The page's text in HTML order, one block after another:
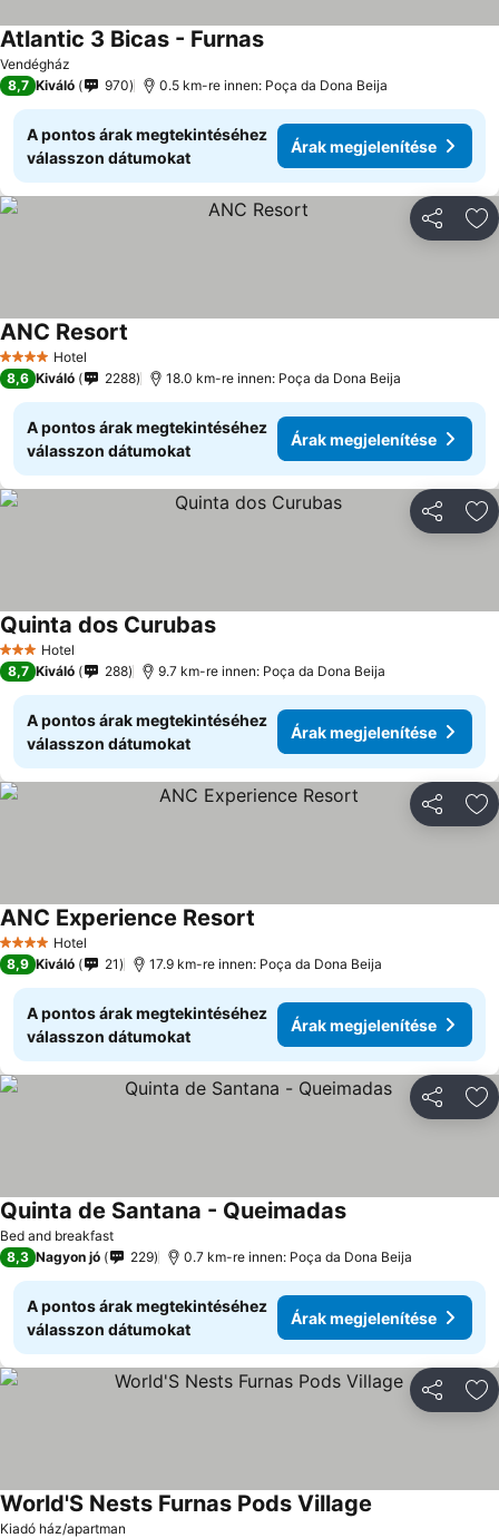
Vendégház
Atlantic 3 Bicas - Furnas
8,7 Kiváló 970 0.5 km-re innen: Poça da Dona Beija
A pontos árak megtekintéséhez
válasszon dátumokat
Árak megjelenítése
4 KategóriaHotel
ANC Resort
8,6 Kiváló 2288 18.0 km-re innen: Poça da Dona Beija
A pontos árak megtekintéséhez
válasszon dátumokat
Árak megjelenítése
3 Kategória
Hotel
Quinta dos Curubas
8,7 Kiváló 288 9.7 km-re innen: Poça da Dona Beija
A pontos árak megtekintéséhez
válasszon dátumokat
Árak megjelenítése
4 KategóriaHotel
ANC Experience Resort
8,9 Kiváló 21 17.9 km-re innen: Poça da Dona Beija
A pontos árak megtekintéséhez
válasszon dátumokat
Árak megjelenítése
Bed and breakfast
Quinta de Santana - Queimadas
8,3 Nagyon jó 229 0.7 km-re innen: Poça da Dona Beija
A pontos árak megtekintéséhez
válasszon dátumokat
Árak megjelenítése
Kiadó ház/apartman
World'S Nests Furnas Pods Village